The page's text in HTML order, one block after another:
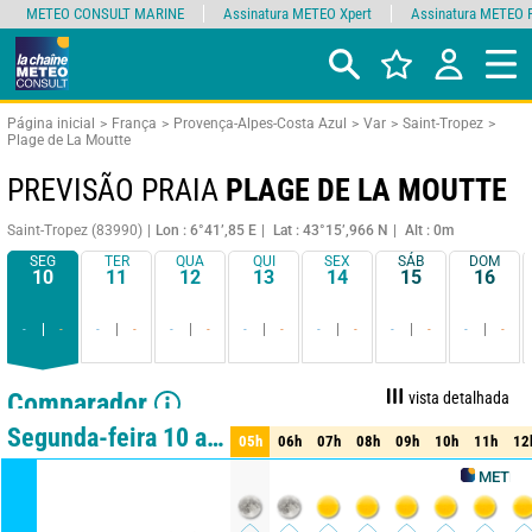
Página inicial França Provença-Alpes-Costa Azul Var
Saint-Tropez
Plage de La Moutte
PREVISÃO PRAIA PLAGE DE LA MOUTTE
Saint-Tropez (83990) Lon : 6°41’,85 E Lat : 43°15’,966 N
Alt : 0m
SEG
10
- -
TER
11
- -
QUA
12
- -
QUI
13
- -
SEX
14
- -
SÁB
15
- -
DOM
16
- -
Comparador
vista detalhada
vista resumida
Segunda-feira 10 ago
METEO
05h 06h 07h 08h 09h 10h 11h
05h 06h 07h 08h 09h 10h 11h
METEO CONSULT MARINE Assinatura METEO Xpert Assinatura METEO